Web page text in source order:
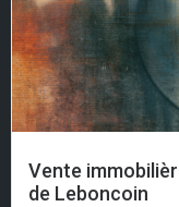
Vente
de Leboncoin